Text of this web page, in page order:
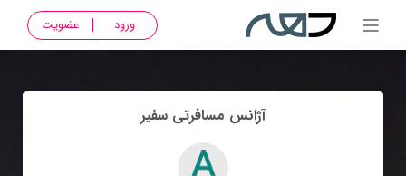
ورود عضویت
آژانس مسافرتی سفير